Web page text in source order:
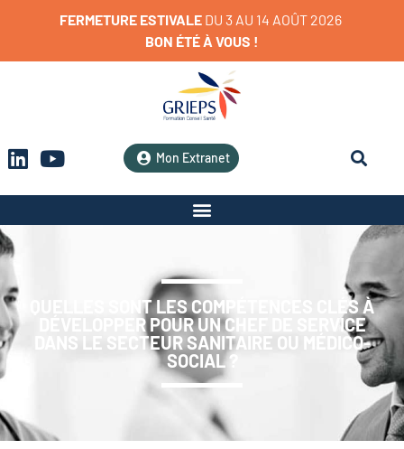
FERMETURE ESTIVALE DU 3 AU 14 AOÛT 2026
BON ÉTÉÀ VOUS !
Mon Extranet
QUELLES SONT LES COMPÉTENCES CLÉS À
DÉVELOPPER POUR UN CHEF DE SERVICE
DANS LE SECTEUR SANITAIRE OU MÉDICO-
SOCIAL ?